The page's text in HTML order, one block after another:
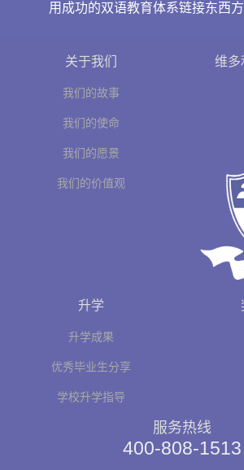
用成功的双语教育体系链接东西
关于我们
我们的故事
我们的使命
我们的愿景
我们的价值观
维多
升学
升学成果
优秀毕业生分享
学校升学指导
服务热线
400-808-1513